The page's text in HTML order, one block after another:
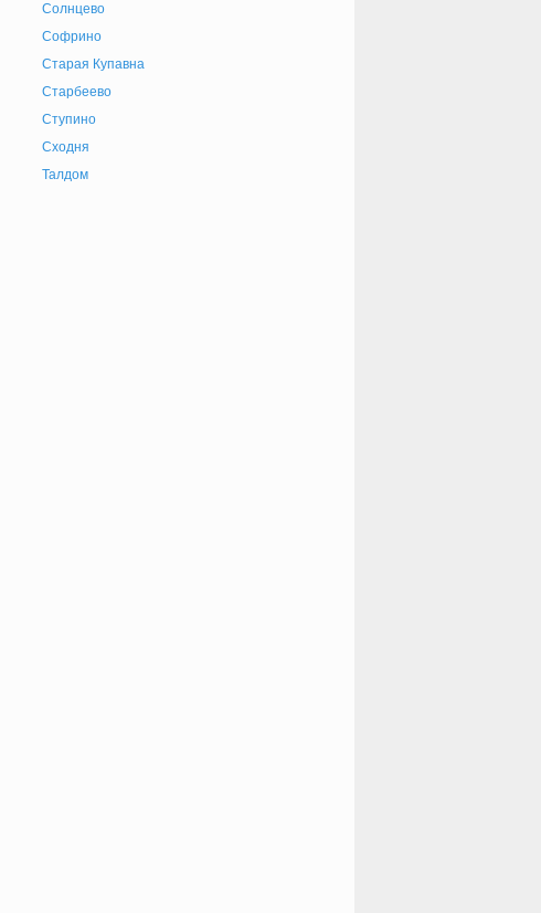
Солнцево
Софрино
Старая Купавна
Старбеево
Ступино
Сходня
Талдом